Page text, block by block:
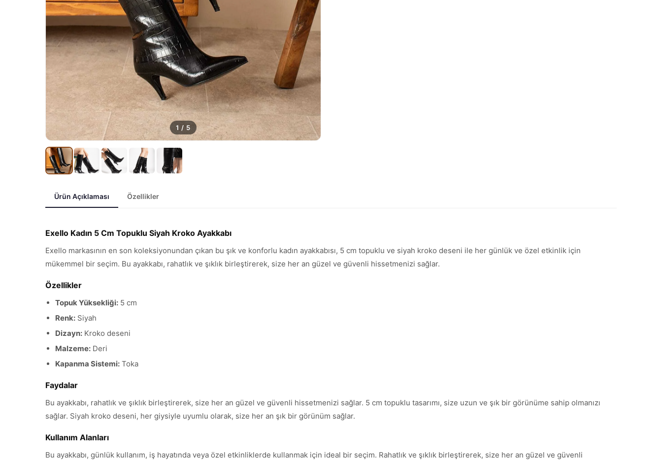
1 / 5
Ürün Açıklaması Özellikler
Exello Kadın 5 Cm Topuklu Siyah Kroko Ayakkabı
Exello markasının en son koleksiyonundan çıkan bu şık ve konforlu kadın ayakkabısı, 5 cm topuklu ve siyah kroko deseni ile her günlük ve özel etkinlik için
mükemmel bir seçim. Bu ayakkabı, rahatlık ve şıklık birleştirerek, size her an güzel ve güvenli hissetmenizi sağlar.
Özellikler
Topuk Yüksekliği: 5 cm
Renk: Siyah
Dizayn: Kroko deseni
Malzeme: Deri
Kapanma Sistemi: Toka
Faydalar
Bu ayakkabı, rahatlık ve şıklık birleştirerek, size her an güzel ve güvenli hissetmenizi sağlar. 5 cm topuklu tasarımı, size uzun ve şık bir görünüme sahip olmanızı
sağlar. Siyah kroko deseni, her giysiyle uyumlu olarak, size her an şık bir görünüm sağlar.
Kullanım Alanları
Bu ayakkabı, günlük kullanım, iş hayatında veya özel etkinliklerde kullanmak için ideal bir seçim. Rahatlık ve şıklık birleştirerek, size her an güzel ve güvenli